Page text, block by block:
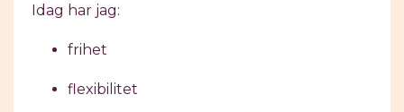
Idag har jag:
frihet
flexibilitet